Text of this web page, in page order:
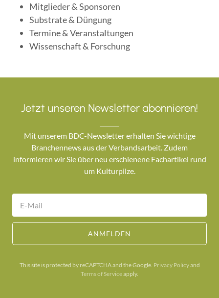
Mitglieder & Sponsoren
Substrate & Düngung
Termine & Veranstaltungen
Wissenschaft & Forschung
Jetzt unseren Newsletter abonnieren!
Mit unserem BDC-Newsletter erhalten Sie wichtige
Branchennews aus der Verbandsarbeit. Zudem
informieren wir Sie über neu erschienene Fachartikel rund
um Kulturpilze.
ANMELDEN
This site is protected by reCAPTCHA and the Google. Privacy Policyand
Terms of Serviceapply.